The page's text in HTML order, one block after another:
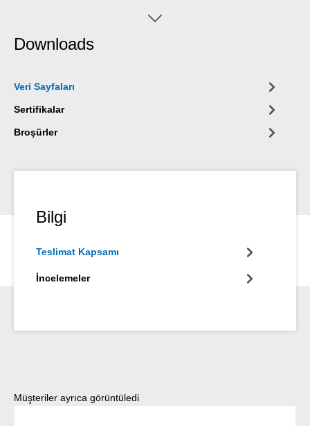
kaplaması, makine ve tesis mühendisliğinde, aparat yapımında
Downloads
Veri Sayfaları
Sertifikalar
Broşürler
Bilgi
Teslimat Kapsamı
İncelemeler
Ürün galerisini atla
Müşteriler ayrıca görüntüledi